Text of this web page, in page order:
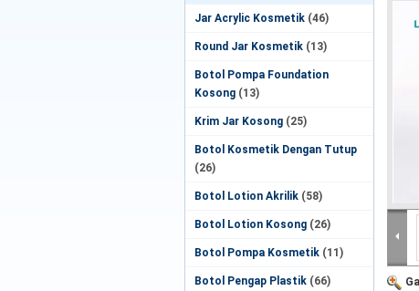
Jar Acrylic Kosmetik (46)
Round Jar Kosmetik (13)
Botol Pompa Foundation
Kosong (13)
Krim Jar Kosong (25)
Botol Kosmetik Dengan Tutup
(26)
Botol Lotion Akrilik (58)
Botol Lotion Kosong (26)
Botol Pompa Kosmetik (11)
Botol Pengap Plastik (66)